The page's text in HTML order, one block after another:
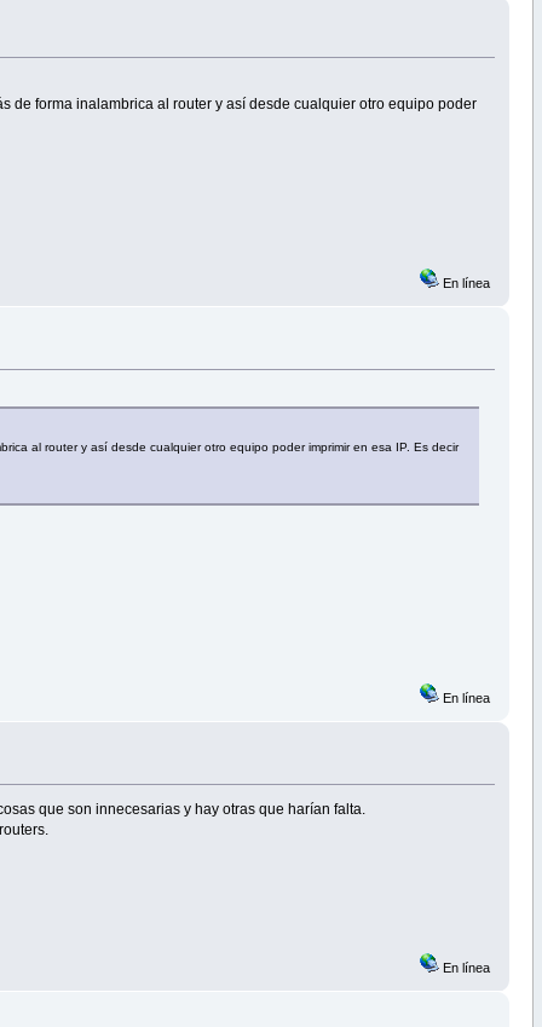
de forma inalambrica al router y así desde cualquier otro equipo poder
En línea
al router y así desde cualquier otro equipo poder imprimir en esa IP. Es decir
En línea
que son innecesarias y hay otras que harían falta.
En línea